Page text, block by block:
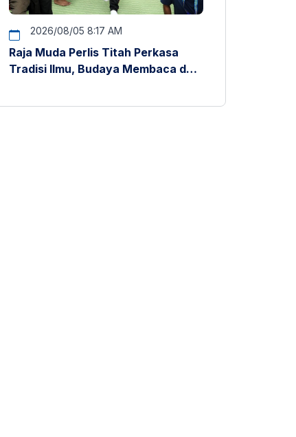
2026/08/05 8:17 AM
Raja Muda Perlis Titah Perkasa
Tradisi Ilmu, Budaya Membaca dan